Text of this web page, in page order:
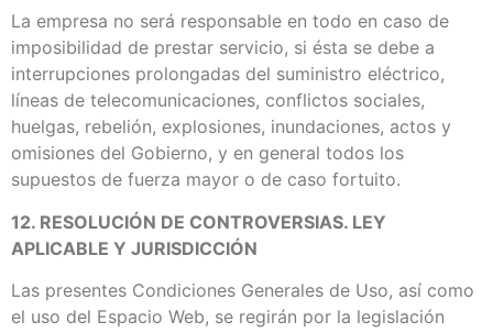
La empresa no será responsable en todo en caso de
imposibilidad de prestar servicio, si ésta se debe a
interrupciones prolongadas del suministro eléctrico,
líneas de telecomunicaciones, conflictos sociales,
huelgas, rebelión, explosiones, inundaciones, actos y
omisiones del Gobierno, y en general todos los
supuestos de fuerza mayor o de caso fortuito.
12. RESOLUCIÓN DE CONTROVERSIAS. LEY
APLICABLE Y JURISDICCIÓN
Las presentes Condiciones Generales de Uso, así como
el uso del Espacio Web, se regirán por la legislación